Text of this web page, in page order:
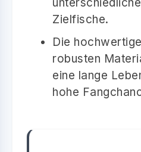
Zielfische.
Die
robusten
eine lange
hohe